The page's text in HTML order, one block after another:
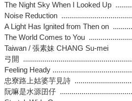
The Night Sky When I Looked Up
Noise Reduction
A Light Has Ignited from Then on
The World Comes to You
Taiwan / 張素妹 CHANG Su-mei
弓開
Feeling Heady
忠寮路上姑婆芋見詩
阮嘛是水源囝仔